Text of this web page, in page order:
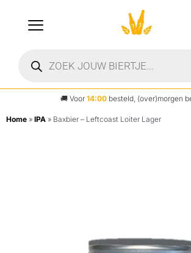
🚚 Voor 14:00 besteld, (over)morgen
Home » IPA » Baxbier – Leftcoast Loiter Lager